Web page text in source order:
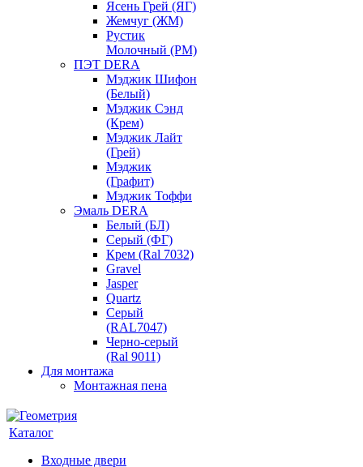
Ясень Грей (ЯГ)
Жемчуг (ЖМ)
Рустик
Молочный (РМ)
ПЭТ DERA
Мэджик Шифон
(Белый)
Мэджик Сэнд
(Крем)
Мэджик Лайт
(Грей)
Мэджик
(Графит)
Мэджик Тоффи
Эмаль DERA
Белый (БЛ)
Серый (ФГ)
Крем (Ral 7032)
Gravel
Jasper
Quartz
Серый
(RAL7047)
Черно-серый
(Ral 9011)
Для монтажа
Монтажная пена
Каталог
Входные двери